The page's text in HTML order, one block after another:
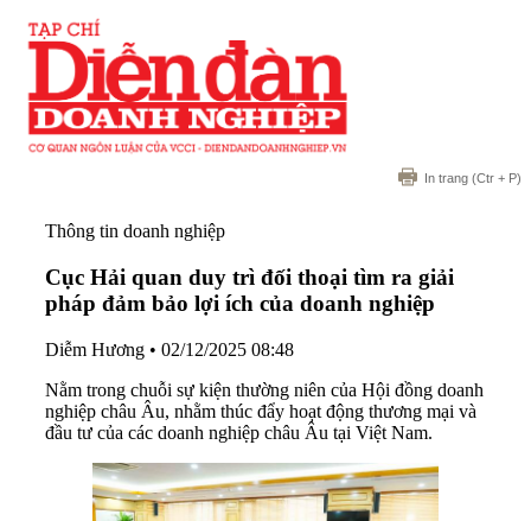
In trang (Ctr + P)
Thông tin doanh nghiệp
Cục Hải quan duy trì đối thoại tìm ra giải
pháp đảm bảo lợi ích của doanh nghiệp
Diễm Hương • 02/12/2025 08:48
Nằm trong chuỗi sự kiện thường niên của Hội đồng doanh
nghiệp châu Âu, nhằm thúc đẩy hoạt động thương mại và
đầu tư của các doanh nghiệp châu Âu tại Việt Nam.